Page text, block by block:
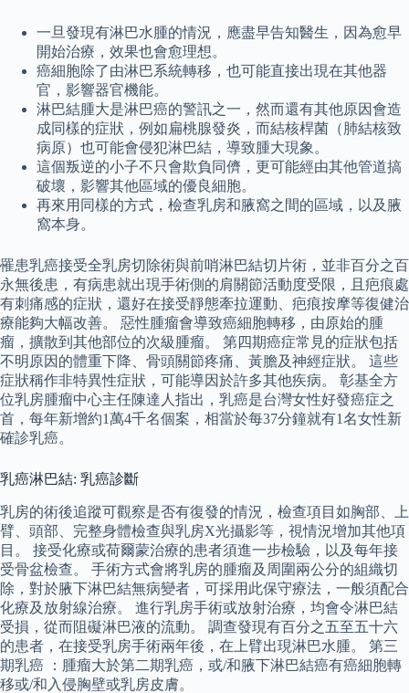
一旦發現有淋巴水腫的情況，應盡早告知醫生，因為愈早
開始治療，效果也會愈理想。
癌細胞除了由淋巴系統轉移，也可能直接出現在其他器
官，影響器官機能。
淋巴結腫大是淋巴癌的警訊之一，然而還有其他原因會造
成同樣的症狀，例如扁桃腺發炎，而結核桿菌（肺結核致
病原）也可能會侵犯淋巴結，導致腫大現象。
這個叛逆的小子不只會欺負同儕，更可能經由其他管道搞
破壞，影響其他區域的優良細胞。
再來用同樣的方式，檢查乳房和腋窩之間的區域，以及腋
窩本身。
罹患乳癌接受全乳房切除術與前哨淋巴結切片術，並非百分之百
永無後患，有病患就出現手術側的肩關節活動度受限，且疤痕處
有刺痛感的症狀，還好在接受靜態牽拉運動、疤痕按摩等復健治
療能夠大幅改善。 惡性腫瘤會導致癌細胞轉移，由原始的腫
瘤，擴散到其他部位的次級腫瘤。 第四期癌症常見的症狀包括
不明原因的體重下降、骨頭關節疼痛、黃膽及神經症狀。 這些
症狀稱作非特異性症狀，可能導因於許多其他疾病。 彰基全方
位乳房腫瘤中心主任陳達人指出，乳癌是台灣女性好發癌症之
首，每年新增約1萬4千名個案，相當於每37分鐘就有1名女性新
確診乳癌。
乳癌淋巴結: 乳癌診斷
乳房的術後追蹤可觀察是否有復發的情況，檢查項目如胸部、上
臂、頭部、完整身體檢查與乳房X光攝影等，視情況增加其他項
目。 接受化療或荷爾蒙治療的患者須進一步檢驗，以及每年接
受骨盆檢查。 手術方式會將乳房的腫瘤及周圍兩公分的組織切
除，對於腋下淋巴結無病變者，可採用此保守療法，一般須配合
化療及放射線治療。 進行乳房手術或放射治療，均會令淋巴結
受損，從而阻礙淋巴液的流動。 調查發現有百分之五至五十六
的患者，在接受乳房手術兩年後，在上臂出現淋巴水腫。 第三
期乳癌 ：腫瘤大於第二期乳癌，或/和腋下淋巴結癌有癌細胞轉
移或/和入侵胸壁或乳房皮膚。